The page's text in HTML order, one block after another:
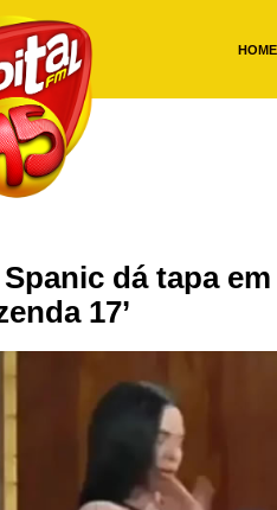
HOME
dá tapa
17’